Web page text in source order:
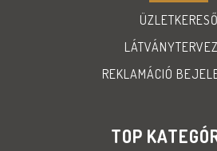
ÜZLETKERESŐ
REKLAMÁCIÓ
TOP